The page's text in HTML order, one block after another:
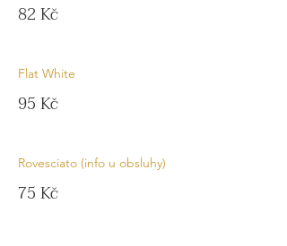
82 Kč
Flat White
95 Kč
Rovesciato (info u obsluhy)
75 Kč